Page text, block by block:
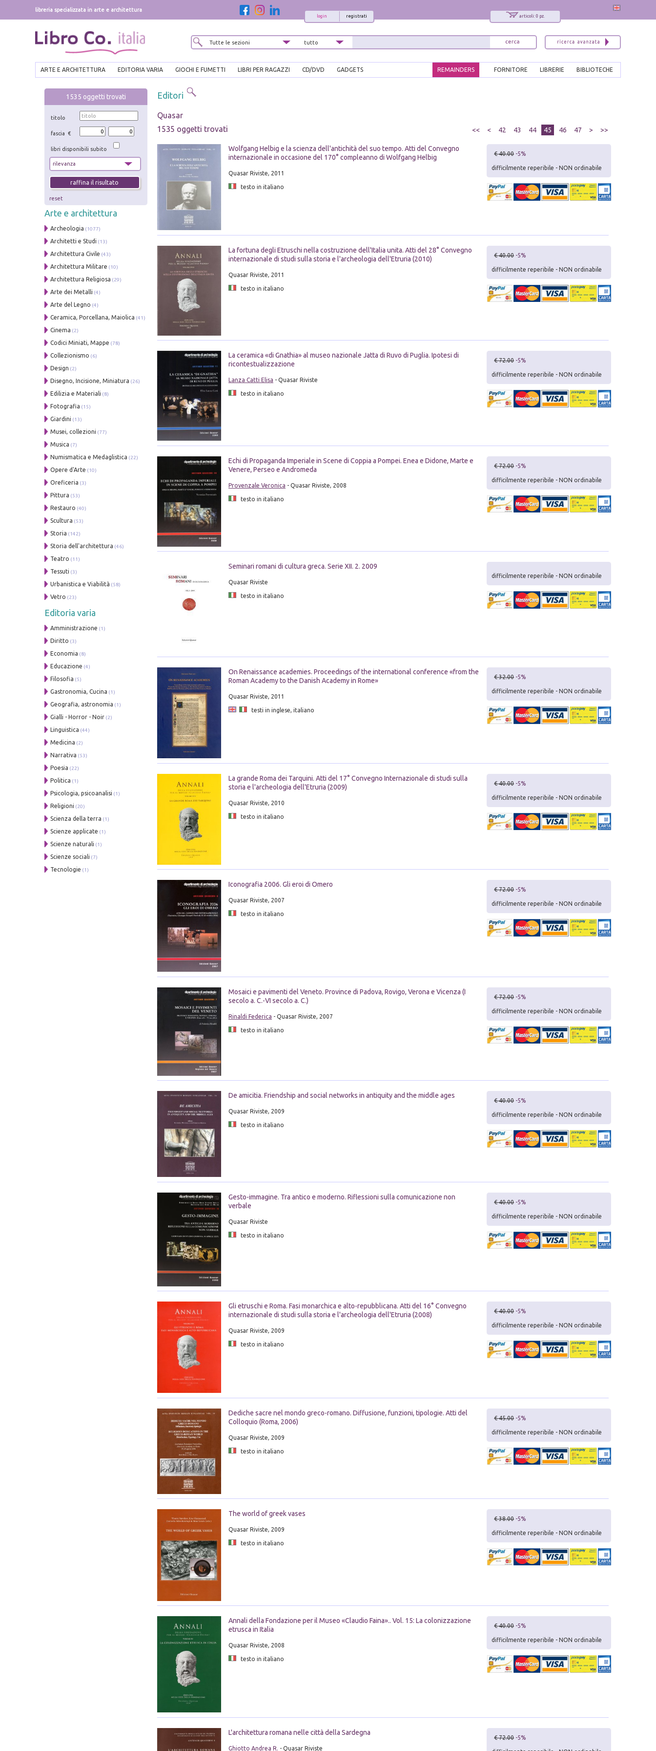
libreria specializzata in arte e architettura
articoli: 0 pz.
registrati
login
ARTE E ARCHITETTURA EDITORIA VARIA GIOCHI E FUMETTI LIBRI PER RAGAZZI CD/DVD GADGETS BIBLIOTECHE
LIBRERIE
FORNITORE
REMAINDERS
1535 oggetti trovati
titolo
fascia €
libri disponibili subito
reset
Arte e architettura
Archeologia (1077)
Architetti e Studi (13)
Architettura Civile (43)
Architettura Militare (10)
Architettura Religiosa (29)
Arte dei Metalli (4)
Arte del Legno (4)
Ceramica, Porcellana, Maiolica (41)
Cinema (2)
Codici Miniati, Mappe (78)
Collezionismo (6)
Design (2)
Disegno, Incisione, Miniatura (26)
Edilizia e Materiali (8)
Fotografia (15)
Giardini (13)
Musei, collezioni (77)
Musica (7)
Numismatica e Medaglistica (22)
Opere d'Arte (10)
Oreficeria (3)
Pittura (53)
Restauro (40)
Scultura (53)
Storia (142)
Storia dell'architettura (46)
Teatro (11)
Tessuti (3)
Urbanistica e Viabilità (58)
Vetro (23)
Editoria varia
Amministrazione (1)
Diritto (3)
Economia (8)
Educazione (4)
Filosofia (5)
Gastronomia, Cucina (1)
Geografia, astronomia (1)
Gialli - Horror - Noir (2)
Linguistica (44)
Medicina (2)
Narrativa (53)
Poesia (22)
Politica (1)
Psicologia, psicoanalisi (1)
Religioni (20)
Scienza della terra (1)
Scienze applicate (1)
Scienze naturali (1)
Scienze sociali (7)
Tecnologie (1)
Editori
Quasar
1535 oggetti trovati
<< < 42 43 44 45 46 47 > >>
Wolfgang Helbig e la scienza dell'antichità del suo tempo. Atti del Convegno
internazionale in occasione del 170° compleanno di Wolfgang Helbig
Quasar Riviste, 2011
testo in italiano
€ 40.00 -5%
difficilmente reperibile - NON ordinabile
La fortuna degli Etruschi nella costruzione dell'Italia unita. Atti del 28° Convegno
internazionale di studi sulla storia e l'archeologia dell'Etruria (2010)
Quasar Riviste, 2011
testo in italiano
€ 40.00 -5%
difficilmente reperibile - NON ordinabile
La ceramica «di Gnathia» al museo nazionale Jatta di Ruvo di Puglia. Ipotesi di
ricontestualizzazione
Lanza Catti Elisa - Quasar Riviste
testo in italiano
€ 72.00 -5%
difficilmente reperibile - NON ordinabile
Echi di Propaganda Imperiale in Scene di Coppia a Pompei. Enea e Didone, Marte e
Venere, Perseo e Andromeda
Provenzale Veronica - Quasar Riviste, 2008
testo in italiano
€ 72.00 -5%
difficilmente reperibile - NON ordinabile
Seminari romani di cultura greca. Serie XII. 2. 2009
Quasar Riviste
testo in italiano
difficilmente reperibile - NON ordinabile
On Renaissance academies. Proceedings of the international conference «from the
Roman Academy to the Danish Academy in Rome»
Quasar Riviste, 2011
testi in inglese, italiano
€ 32.00 -5%
difficilmente reperibile - NON ordinabile
La grande Roma dei Tarquini. Atti del 17° Convegno Internazionale di studi sulla
storia e l'archeologia dell'Etruria (2009)
Quasar Riviste, 2010
testo in italiano
€ 40.00 -5%
difficilmente reperibile - NON ordinabile
Iconografia 2006. Gli eroi di Omero
Quasar Riviste, 2007
testo in italiano
€ 72.00 -5%
difficilmente reperibile - NON ordinabile
Mosaici e pavimenti del Veneto. Province di Padova, Rovigo, Verona e Vicenza (I
secolo a. C.-VI secolo a. C.)
Rinaldi Federica - Quasar Riviste, 2007
testo in italiano
€ 72.00 -5%
difficilmente reperibile - NON ordinabile
De amicitia. Friendship and social networks in antiquity and the middle ages
Quasar Riviste, 2009
testo in italiano
€ 40.00 -5%
difficilmente reperibile - NON ordinabile
Gesto-immagine. Tra antico e moderno. Riflessioni sulla comunicazione non
verbale
Quasar Riviste
testo in italiano
€ 40.00 -5%
difficilmente reperibile - NON ordinabile
Gli etruschi e Roma. Fasi monarchica e alto-repubblicana. Atti del 16° Convegno
internazionale di studi sulla storia e l'archeologia dell'Etruria (2008)
Quasar Riviste, 2009
testo in italiano
€ 40.00 -5%
difficilmente reperibile - NON ordinabile
Dediche sacre nel mondo greco-romano. Diffusione, funzioni, tipologie. Atti del
Colloquio (Roma, 2006)
Quasar Riviste, 2009
testo in italiano
€ 45.00 -5%
difficilmente reperibile - NON ordinabile
The world of greek vases
Quasar Riviste, 2009
testo in italiano
€ 38.00 -5%
difficilmente reperibile - NON ordinabile
Annali della Fondazione per il Museo «Claudio Faina».. Vol. 15: La colonizzazione
etrusca in Italia
Quasar Riviste, 2008
testo in italiano
€ 40.00 -5%
difficilmente reperibile - NON ordinabile
L'architettura romana nelle città della Sardegna
Ghiotto Andrea R. - Quasar Riviste
€ 72.00 -5%